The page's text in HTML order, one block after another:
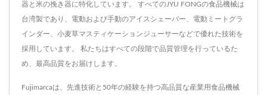
器と米の挽き器に特化しています。 すべてのJYU FONGの食品機械は
台湾製であり、電動および手動のアイスシェーバー、電動ミートグラ
インダー、小麦草マスティケーションジューサーなどで優れた技術を
採用しています。 私たちはすべての段階で品質管理を行っているた
め、最高品質をお届けします。
Fujimarcaは、先進技術と50年の経験を持つ高品質な産業用食品機械